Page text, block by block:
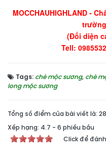
MOCCHAUHIGHLAND -
(Đối diện
Tell:
Tags: chè mộc sương, chè
long mộc sương
Tổng số điểm của bài viết là:
Xếp hạng: 4.7 - 6 phiếu bầu
Click để